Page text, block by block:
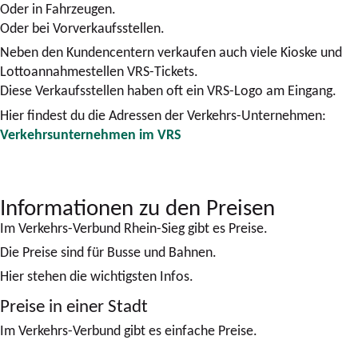
Oder in Fahrzeugen.
Oder bei Vorverkaufsstellen.
Neben den Kundencentern verkaufen auch viele Kioske und
Lottoannahmestellen VRS-Tickets.
Diese Verkaufsstellen haben oft ein VRS-Logo am Eingang.
Hier findest du die Adressen der Verkehrs-Unternehmen:
Verkehrsunternehmen im VRS
Informationen zu den Preisen
Im Verkehrs-Verbund Rhein-Sieg gibt es Preise.
Die Preise sind für Busse und Bahnen.
Hier stehen die wichtigsten Infos.
Preise in einer Stadt
Im Verkehrs-Verbund gibt es einfache Preise.